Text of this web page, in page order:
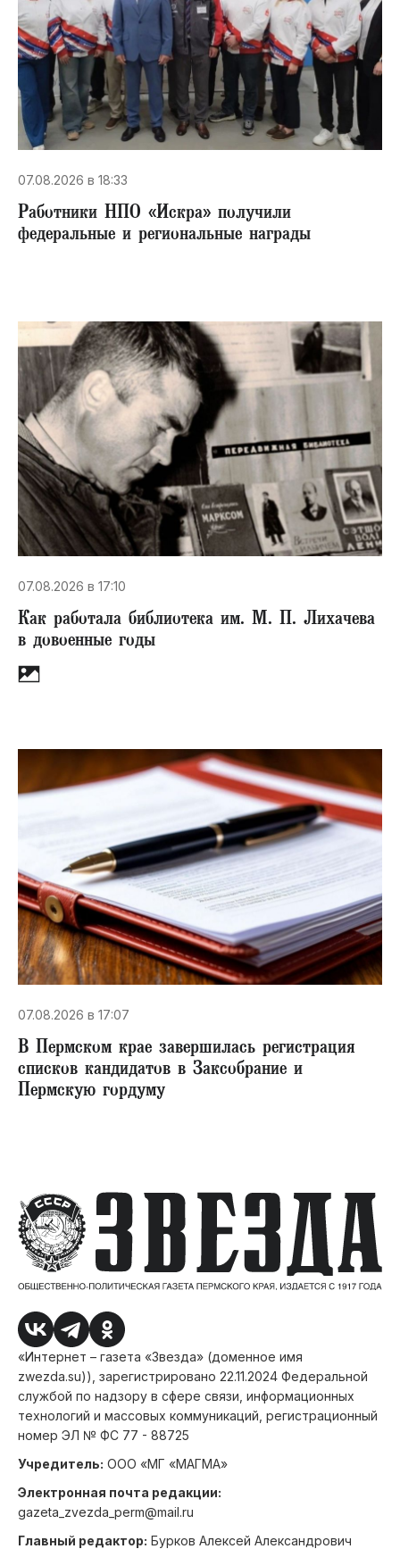
07.08.2026 в 18:33
Работники НПО «Искра» получили
федеральные и региональные награды
07.08.2026 в 17:10
Как работала библиотека им. М. П. Лихачева
в довоенные годы
07.08.2026 в 17:07
В Пермском крае завершилась регистрация
списков кандидатов в Заксобрание и
Пермскую гордуму
«Интернет – газета «Звезда» (доменное имя
zwezda.su)), зарегистрировано 22.11.2024 Федеральной
службой по надзору в сфере связи, информационных
технологий и массовых коммуникаций, регистрационный
номер ЭЛ № ФС 77 - 88725
Учредитель: ООО «МГ «МАГМА»
Электронная почта редакции:
gazeta_zvezda_perm@mail.ru
Главный редактор: Бурков Алексей Александрович